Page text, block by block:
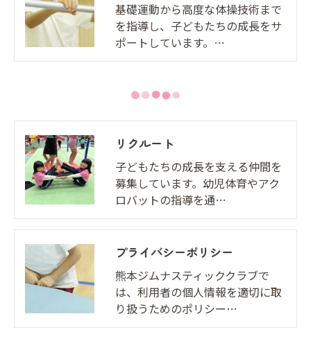
基礎運動から高度な体操技術まで
を指導し、子どもたちの成長をサ
ポートしています。…
リクルート
子どもたちの成長を支える仲間を
募集しています。幼児体育やアク
ロバットの指導を通…
プライバシーポリシー
熊本ジムナスティッククラブで
は、利用者の個人情報を適切に取
り扱うためのポリシー…